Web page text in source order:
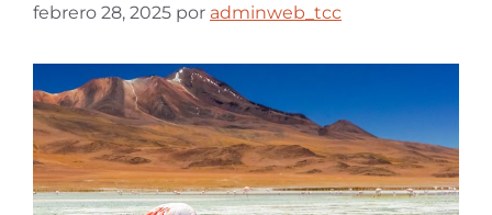
febrero 28, 2025 por adminweb_tcc